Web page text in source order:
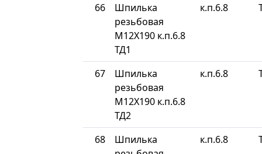
66
Шпилька
резьбовая
М12Х190 к.п.6.8
ТД1
к.п.6.8
67
Шпилька
резьбовая
М12Х190 к.п.6.8
ТД2
к.п.6.8
68
Шпилька
к.п.6.8